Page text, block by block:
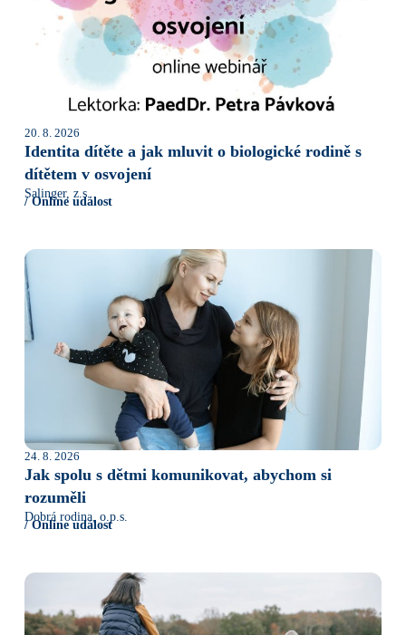
20. 8. 2026
Identita dítěte a jak mluvit o biologické rodině s
dítětem v osvojení
Salinger, z.s.
/ Online událost
24. 8. 2026
Jak spolu s dětmi komunikovat, abychom si
rozuměli
Dobrá rodina, o.p.s.
/ Online událost